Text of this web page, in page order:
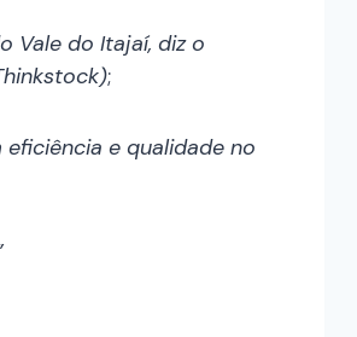
Vale do Itajaí, diz o
;
e qualidade no